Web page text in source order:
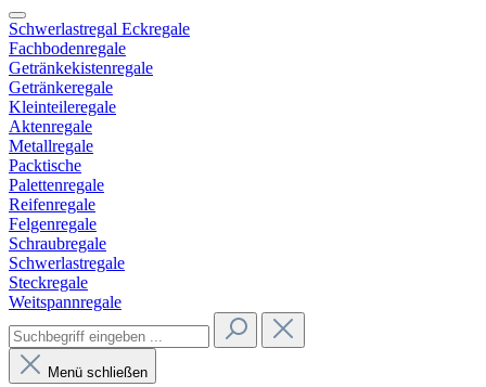
Schwerlastregal Eckregale
Fachbodenregale
Getränkekistenregale
Getränkeregale
Kleinteileregale
Aktenregale
Metallregale
Packtische
Palettenregale
Reifenregale
Felgenregale
Schraubregale
Schwerlastregale
Steckregale
Weitspannregale
Menü schließen